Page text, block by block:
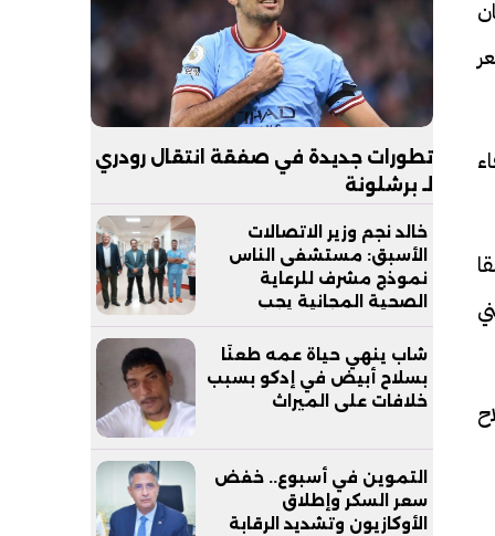
تطورات جديدة في صفقة انتقال رودري
لـ برشلونة
خالد نجم وزير الاتصالات
الأسبق: مستشفى الناس
نموذج مشرف للرعاية
الصحية المجانية يجب
مساندته
شاب ينهي حياة عمه طعنًا
بسلاح أبيض في إدكو بسبب
خلافات على الميراث
التموين في أسبوع.. خفض
سعر السكر وإطلاق
الأوكازيون وتشديد الرقابة